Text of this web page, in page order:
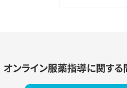
オンライン服薬指導に関す